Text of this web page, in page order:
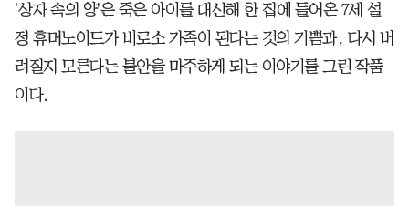
'상자 속의 양'은 죽은 아이를 대신해 한 집에 들어온 7세 설
정 휴머노이드가 비로소 가족이 된다는 것의 기쁨과, 다시 버
려질지 모른다는 불안을 마주하게 되는 이야기를 그린 작품
이다.